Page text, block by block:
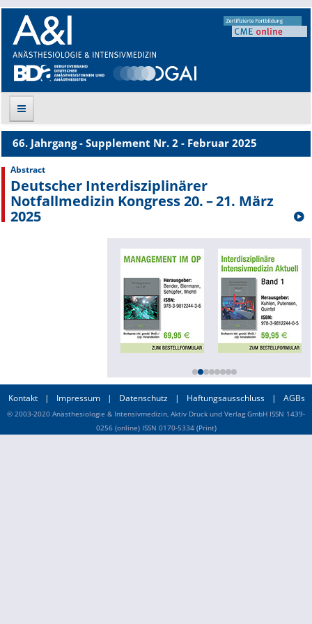
Suche
Aktuelle Ausgabe
Leitlinien
Supplements OrphanAnesthesia
Mediadaten
Autoren-Service
66. Jahrgang - Supplement Nr. 2 - Februar 2025
Abstract
Deutscher Interdisziplinärer
Notfallmedizin Kongress 20. – 21. März
2025
Kontakt | Impressum | Datenschutz | Haftungsausschluss | AGBs
© 2003-2020 Anästhesiologie & Intensivmedizin, Aktiv Druck und Verlag GmbH ISSN 1439-
0256 (online) ISSN 0170-5334 (Print)